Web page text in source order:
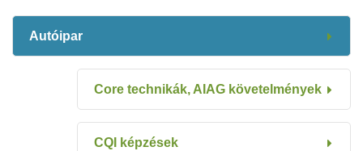
Autóipar
Core technikák, AIAG követelmények
CQI képzések